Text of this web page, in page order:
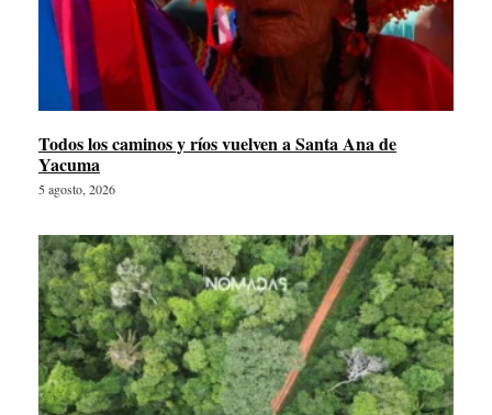
Todos los caminos y ríos vuelven a Santa Ana de
Yacuma
5 agosto, 2026